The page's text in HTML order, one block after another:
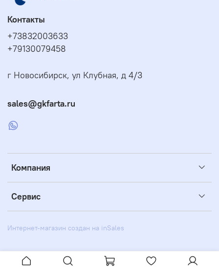
Компания
Сервис
Контакты
+73832003633
+79130079458
г Новосибирск, ул Клубная, д 4/3
sales@gkfarta.ru
Интернет-магазин создан на inSales